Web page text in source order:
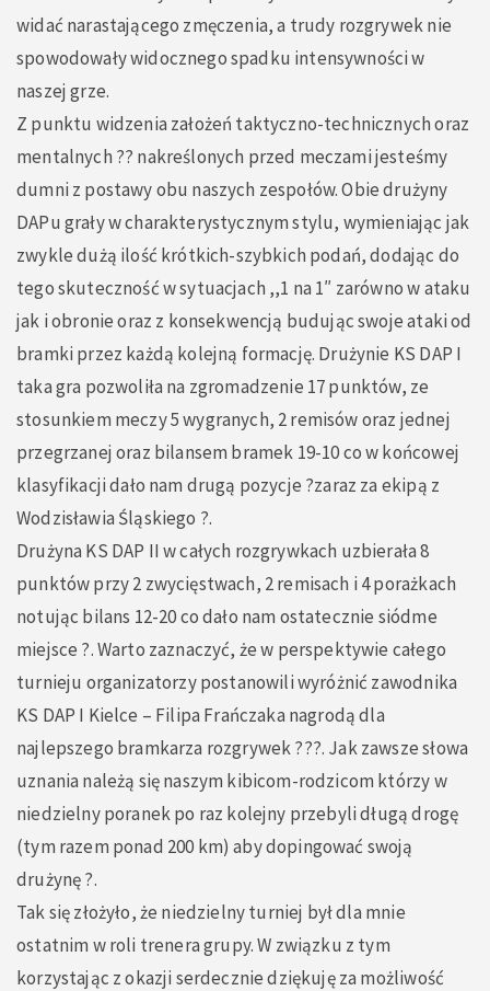
widać narastającego zmęczenia, a trudy rozgrywek nie
spowodowały widocznego spadku intensywności w
naszej grze.
Z punktu widzenia założeń taktyczno-technicznych oraz
mentalnych ?? nakreślonych przed meczami jesteśmy
dumni z postawy obu naszych zespołów. Obie drużyny
DAPu grały w charakterystycznym stylu, wymieniając jak
zwykle dużą ilość krótkich-szybkich podań, dodając do
tego skuteczność w sytuacjach ,,1 na 1″ zarówno w ataku
jak i obronie oraz z konsekwencją budując swoje ataki od
bramki przez każdą kolejną formację. Drużynie KS DAP I
taka gra pozwoliła na zgromadzenie 17 punktów, ze
stosunkiem meczy 5 wygranych, 2 remisów oraz jednej
przegrzanej oraz bilansem bramek 19-10 co w końcowej
klasyfikacji dało nam drugą pozycje ?zaraz za ekipą z
Wodzisławia Śląskiego ?.
Drużyna KS DAP II w całych rozgrywkach uzbierała 8
punktów przy 2 zwycięstwach, 2 remisach i 4 porażkach
notując bilans 12-20 co dało nam ostatecznie siódme
miejsce ?. Warto zaznaczyć, że w perspektywie całego
turnieju organizatorzy postanowili wyróżnić zawodnika
KS DAP I Kielce – Filipa Frańczaka nagrodą dla
najlepszego bramkarza rozgrywek ???. Jak zawsze słowa
uznania należą się naszym kibicom-rodzicom którzy w
niedzielny poranek po raz kolejny przebyli długą drogę
(tym razem ponad 200 km) aby dopingować swoją
drużynę ?.
Tak się złożyło, że niedzielny turniej był dla mnie
ostatnim w roli trenera grupy. W związku z tym
korzystając z okazji serdecznie dziękuję za możliwość